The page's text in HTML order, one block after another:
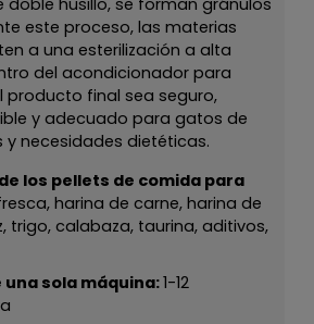
doble husillo, se forman gránulos
este proceso, las materias
a una esterilización a alta
del acondicionador para
producto final sea seguro,
y adecuado para gatos de
necesidades dietéticas.
los pellets de comida para
harina de carne, harina de
trigo, calabaza, taurina, aditivos,
una sola máquina:1-12